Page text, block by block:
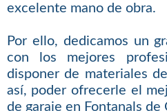
excelente mano de obra.
Por ello, dedicamos un
con los mejores
disponer de materiales
así, poder ofrecerle el
de garaje en Fontanals de